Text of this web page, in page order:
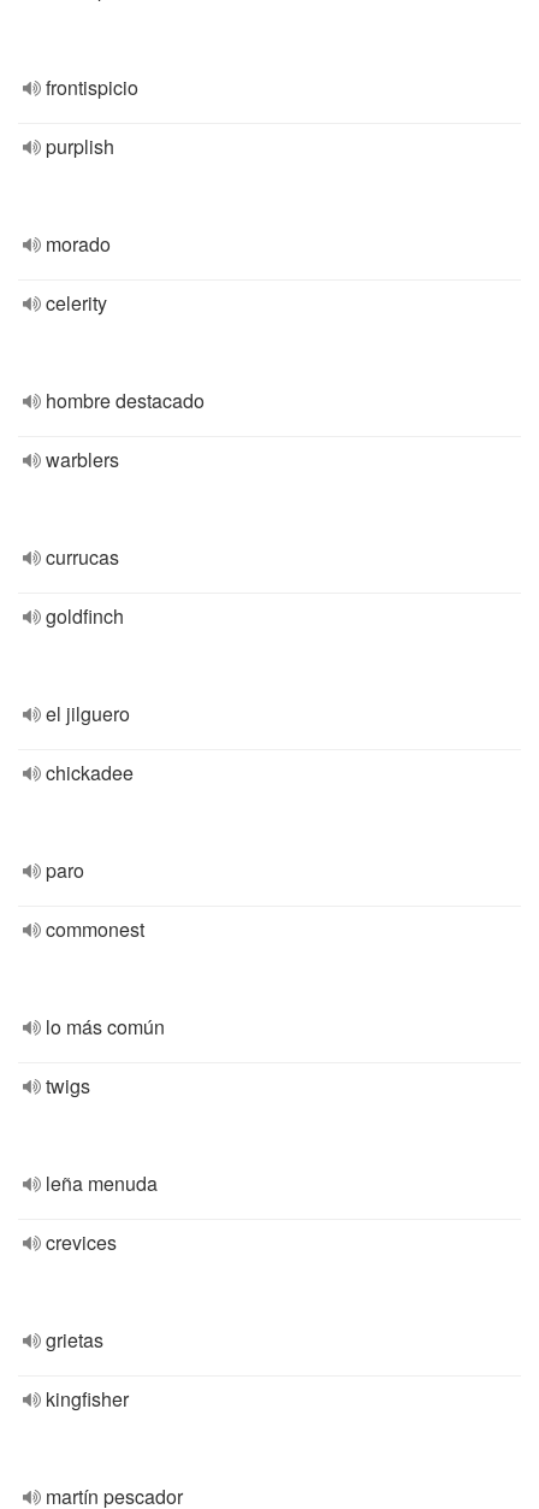
frontispicio
purplish
morado
celerity
hombre destacado
warblers
currucas
goldfinch
el jilguero
chickadee
paro
commonest
lo más común
twigs
leña menuda
crevices
grietas
kingfisher
martín pescador